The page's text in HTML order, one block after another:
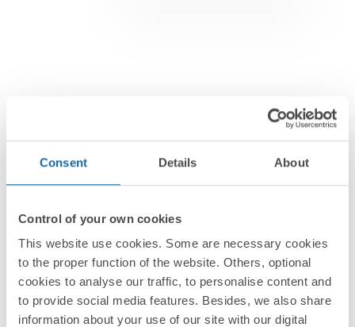
Consent Details About
Control of your own cookies
This website use cookies. Some are necessary cookies
to the proper function of the website. Others, optional
cookies to analyse our traffic, to personalise content and
to provide social media features. Besides, we also share
information about your use of our site with our digital
Simon 24 Harmonie
Дизайн в идеальном равновесии.